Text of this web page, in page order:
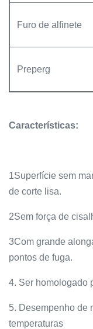
Furo de alfinete
Preperg
Características:
1Superfície sem
de corte lisa.
2Sem força de
3Com grande
pontos de fuga.
4. Ser homologado
5. Desempenho de
temperaturas